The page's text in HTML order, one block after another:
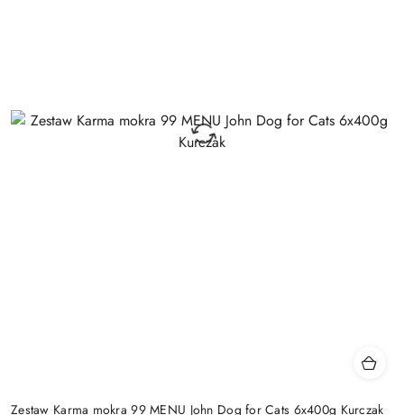
Zestaw Karma mokra 99 MENU John Dog for Cats 6x400g Kurczak